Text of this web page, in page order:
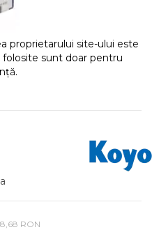
proprietarului site-ului este
folosite sunt doar pentru
RON